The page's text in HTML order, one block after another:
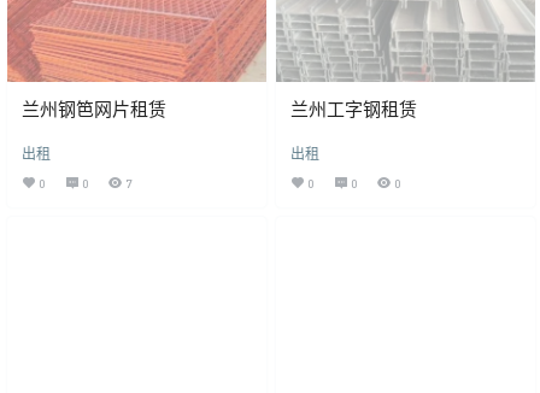
兰州钢笆网片租赁
出租
0 0 7
兰州工字钢租赁
出租
0 0 0